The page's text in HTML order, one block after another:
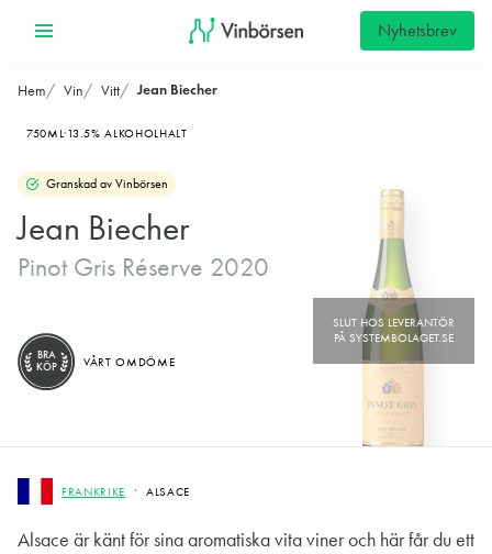
Nyhetsbrev
Hem Vin Vitt Jean Biecher
750ML 13.5% ALKOHOLHALT
Granskad av Vinbörsen
Jean Biecher
Pinot Gris Réserve 2020
FRANKRIKE ALSACE
Alsace är känt för sina aromatiska vita viner och här får du ett
BRA
KÖP
VÅRT OMDÖME